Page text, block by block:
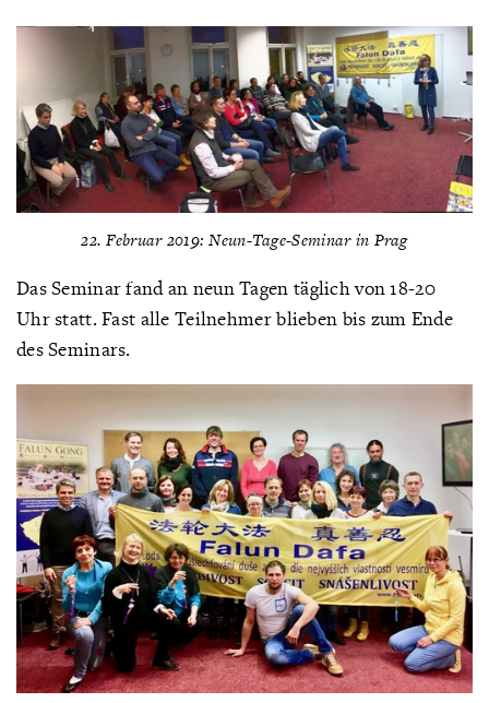
22. Februar 2019: Neun-Tage-Seminar in Prag
Das Seminar fand an neun Tagen täglich von 18-20
Uhr statt. Fast alle Teilnehmer blieben bis zum Ende
des Seminars.